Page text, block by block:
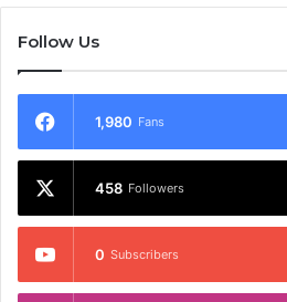
Follow Us
1,980 Fans
458 Followers
0 Subscribers